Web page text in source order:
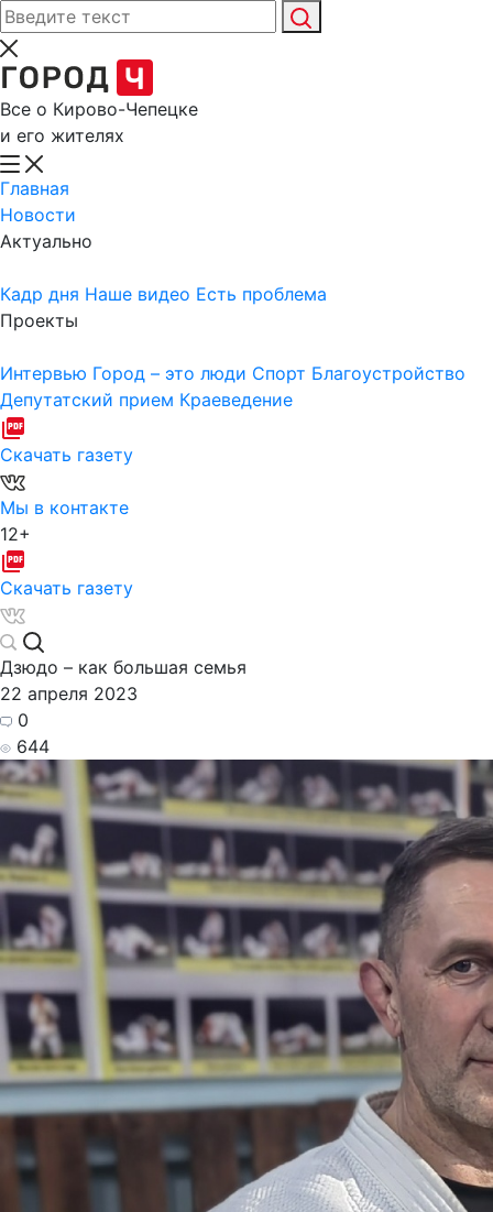
Все о Кирово-Чепецке
и его жителях
Главная
Новости
Актуально
Кадр дня Наше видео Есть проблема
Проекты
Интервью Город – это люди Спорт Благоустройство
Депутатский прием Краеведение
Скачать газету
Мы в контакте
12+
Скачать газету
Дзюдо – как большая семья
22 апреля 2023
0
644